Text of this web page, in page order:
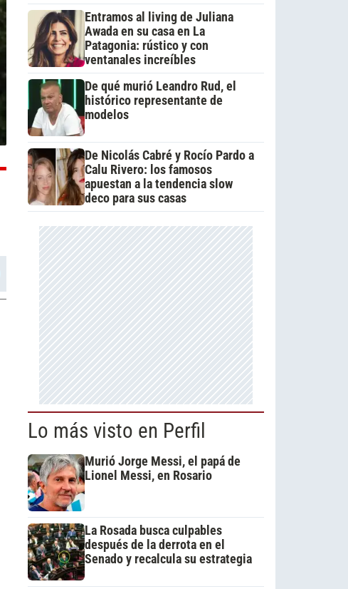
Entramos al living de Juliana
Awada en su casa en La
Patagonia: rústico y con
ventanales increíbles
De qué murió Leandro Rud, el
histórico representante de
modelos
De Nicolás Cabré y Rocío Pardo a
Calu Rivero: los famosos
apuestan a la tendencia slow
deco para sus casas
Lo más visto en Perfil
Murió Jorge Messi, el papá de
Lionel Messi, en Rosario
La Rosada busca culpables
después de la derrota en el
Senado y recalcula su estrategia